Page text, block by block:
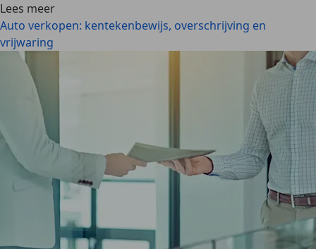
Lees meer
Auto verkopen: kentekenbewijs, overschrijving en
vrijwaring